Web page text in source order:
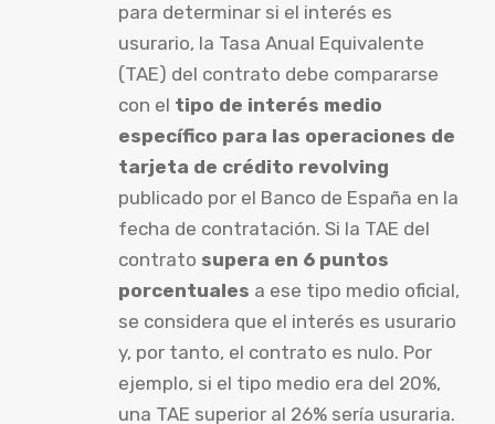
para determinar si el interés es
usurario, la Tasa Anual Equivalente
(TAE) del contrato debe compararse
con el tipo de interés medio
específico para las operaciones de
tarjeta de crédito revolving
publicado por el Banco de España en la
fecha de contratación. Si la TAE del
contrato supera en 6 puntos
porcentuales a ese tipo medio oficial,
se considera que el interés es usurario
y, por tanto, el contrato es nulo. Por
ejemplo, si el tipo medio era del 20%,
una TAE superior al 26% sería usuraria.